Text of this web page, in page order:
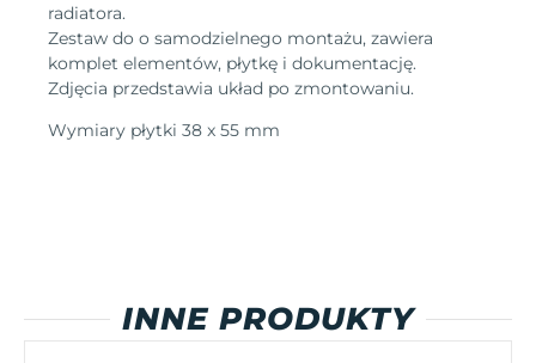
radiatora.
Zestaw do o samodzielnego montażu, zawiera
komplet elementów, płytkę i dokumentację.
Zdjęcia przedstawia układ po zmontowaniu.
Wymiary płytki 38 x 55 mm
INNE PRODUKTY